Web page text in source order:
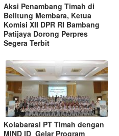
Aksi Penambang Timah di
Belitung Membara, Ketua
Komisi XII DPR RI Bambang
Patijaya Dorong Perpres
Segera Terbit
Kolabarasi PT Timah dengan
MIND ID Gelar Program